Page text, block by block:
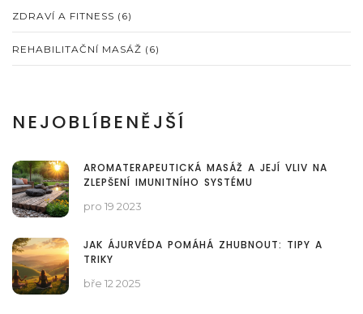
ZDRAVÍ A FITNESS (6)
REHABILITAČNÍ MASÁŽ (6)
NEJOBLÍBENĚJŠÍ
AROMATERAPEUTICKÁ MASÁŽ A JEJÍ VLIV NA
ZLEPŠENÍ IMUNITNÍHO SYSTÉMU
pro 19 2023
JAK ÁJURVÉDA POMÁHÁ ZHUBNOUT: TIPY A
TRIKY
bře 12 2025